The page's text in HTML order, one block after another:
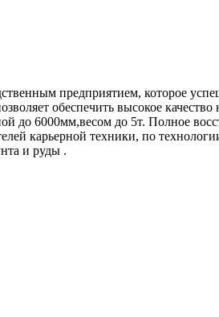
предприятием, которое
обеспечить высокое
до 6000мм,весом до 5т. Полное
карьерной техники, по
и руды .